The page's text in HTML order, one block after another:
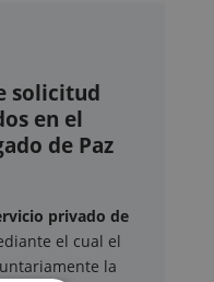
solicitud
en el
de Paz
privado de
el cual el
la